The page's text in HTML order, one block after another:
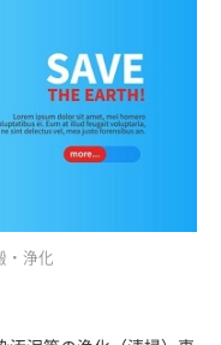
・浄化